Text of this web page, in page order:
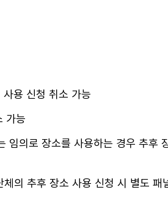
용 신청 취소 가능
가능
의로 장소를 사용하는 경우 추후
의 추후 장소 사용 신청 시 별도